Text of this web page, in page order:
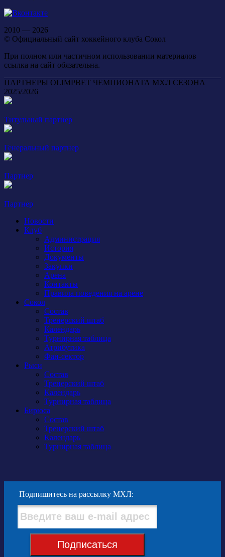
2010 — 2026
© Официальный сайт хоккейного клуба Сокол
При полном или частичном использовании материалов
ссылка на сайт обязательна.
ПАРТНЕРЫ OLIMPBET ЧЕМПИОНАТА МХЛ СЕЗОНА
2025/2026
Титульный партнер
Генеральный партнер
Партнер
Партнер
Новости
Клуб
Администрация
История
Документы
Закупки
Арена
Контакты
Правила поведения на арене
Сокол
Состав
Тренерский штаб
Календарь
Турнирная таблица
Атрибутика
Фан-сектор
Рыси
Состав
Тренерский штаб
Календарь
Турнирная таблица
Бирюса
Состав
Тренерский штаб
Календарь
Турнирная таблица
Подпишитесь на рассылку МХЛ:
Подписаться